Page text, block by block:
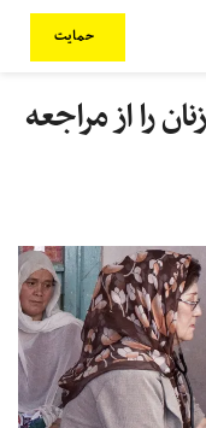
حمایت
را از مراجعه